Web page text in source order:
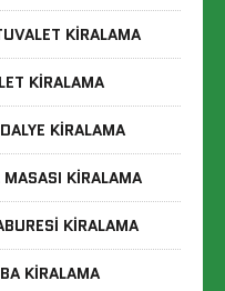
KIRALAMA
KIRALAMA
KIRALAMA
KIRALAMA
KIRALAMA
KIRALAMA